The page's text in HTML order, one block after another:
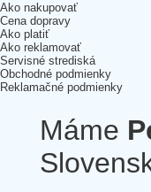
Ako nakupovať
Cena dopravy
Ako platiť
Ako reklamovať
Servisné strediská
Obchodné podmienky
Reklamačné podmienky
Máme